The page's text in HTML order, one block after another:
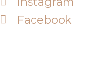
Facebook